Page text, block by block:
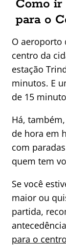
Como ir
para o
O aeroporto
centro da
estação
minutos. E
de 15
Há,
de hora em
com
quem tem
Se você
maior ou
partida,
para o